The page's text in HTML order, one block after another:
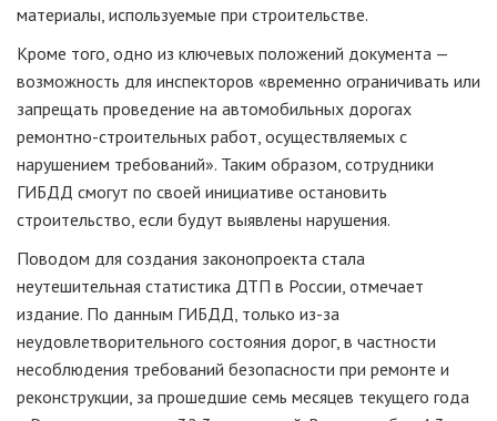
материалы, используемые при строительстве.
Кроме того, одно из ключевых положений документа —
возможность для инспекторов «временно ограничивать или
запрещать проведение на автомобильных дорогах
ремонтно-строительных работ, осуществляемых с
нарушением требований». Таким образом, сотрудники
ГИБДД смогут по своей инициативе остановить
строительство, если будут выявлены нарушения.
Поводом для создания законопроекта стала
неутешительная статистика ДТП в России, отмечает
издание. По данным ГИБДД, только из-за
неудовлетворительного состояния дорог, в частности
несоблюдения требований безопасности при ремонте и
реконструкции, за прошедшие семь месяцев текущего года